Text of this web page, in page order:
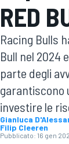
MOTOGP
RED
Racing Bulls
Bull nel 2024
parte degli
garantiscono
investire le
Gianluca
Filip Cleeren
Pubblicato: 16 gen